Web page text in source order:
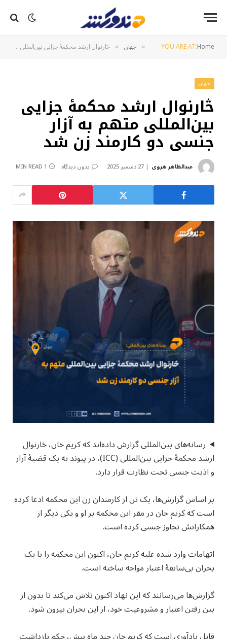
YOU ARE AT:Home
» جهان » څارنوال ارشد محکمۀ جزایی بین‌المللی متهم به آزار جنسی دو کارمند زن شد
جهان
څارنوال ارشد محکمۀ جزایی
بین‌المللی متهم به آزار
جنسی دو کارمند زن شد
عبدالظاهر هروی 27 دسمبر 2025 بدون دیدگاه 1 MIN READ
رسانه‌های بین‌المللی گزارش داده‌اند که کریم خان، څارنوال
ارشد محکمۀ جزایی بین‌المللی (ICC)، در پیوند به یک قضیۀ آزار
و اذیت جنسی تحت نظارت قرار دارد.
بر اساس گزارش‌ها، یک تن از کارمندان زن این محکمه ادعا کرده
است که کریم خان در مقر این محکمه بر او و یکی دیگر از
همکارانش تجاوز جنسی کرده است.
اتهامات وارد شده علیه کریم خان، اکنون این محکمه را با یک
بحران بی‌سابقۀ اعتبار مواجه ساخته است.
گزارش‌ها می‌رسانند که این نهاد اکنون تلاش می‌کند تا بدون از
بین رفتن اعتبار و مشروعیت خود، از این بحران بیرون شود.